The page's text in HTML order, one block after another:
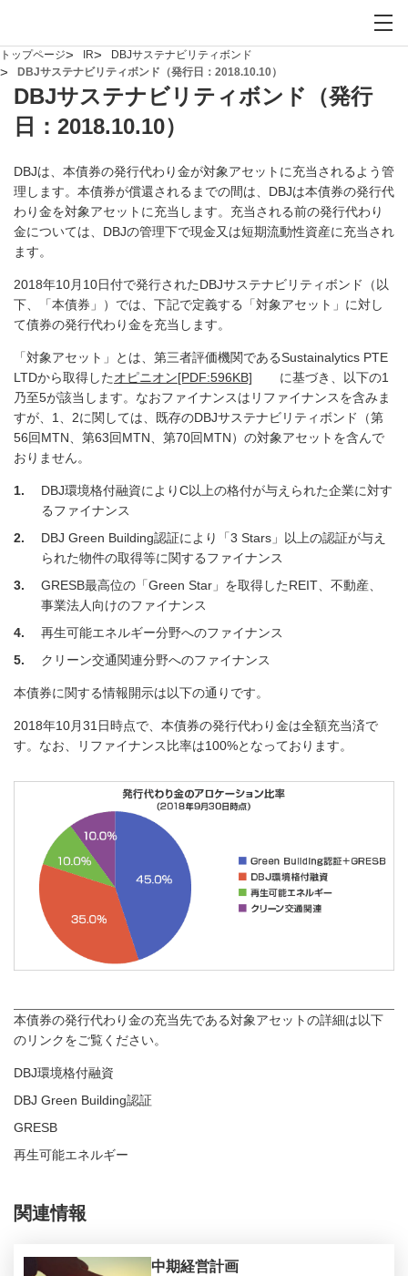
トップページ IR
DBJサステナビリティボンド
DBJサステナビリティボンド（発行日：2018.10.10）
DBJサステナビリティボンド（発行
日：2018.10.10）
DBJは、本債券の発行代わり金が対象アセットに充当されるよう管
理します。本債券が償還されるまでの間は、DBJは本債券の発行代
わり金を対象アセットに充当します。充当される前の発行代わり
金については、DBJの管理下で現金又は短期流動性資産に充当され
ます。
2018年10月10日付で発行されたDBJサステナビリティボンド（以
下、「本債券」）では、下記で定義する「対象アセット」に対し
て債券の発行代わり金を充当します。
「対象アセット」とは、第三者評価機関であるSustainalytics PTE
LTDから取得したオピニオン[PDF:596KB] PDFファイルが新規ウィ
に基づき、以下の1
乃至5が該当します。なおファイナンスはリファイナンスを含みま
すが、1、2に関しては、既存のDBJサステナビリティボンド（第
56回MTN、第63回MTN、第70回MTN）の対象アセットを含んで
おりません。
1
DBJ環境格付融資によりC以上の格付が与えられた企業に対す
るファイナンス
2
DBJ Green Building認証により「3 Stars」以上の認証が与え
られた物件の取得等に関するファイナンス
3
GRESB最高位の「Green Star」を取得したREIT、不動産、
事業法人向けのファイナンス
4
再生可能エネルギー分野へのファイナンス
5
クリーン交通関連分野へのファイナンス
本債券に関する情報開示は以下の通りです。
2018年10月31日時点で、本債券の発行代わり金は全額充当済で
す。なお、リファイナンス比率は100%となっております。
本債券の発行代わり金の充当先である対象アセットの詳細は以下
のリンクをご覧ください。
DBJ環境格付融資
DBJ Green Building認証
GRESB
再生可能エネルギー
関連情報
中期経営計画